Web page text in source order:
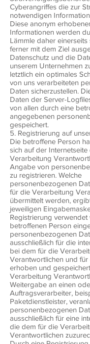
Cyberangriffes die zur
notwendigen
Diese anonym
Informationen werden
Lämmle daher einerseits
ferner mit dem Ziel
Datenschutz und die
unserem Unternehmen
letztlich ein optimales
von uns verarbeiteten
Daten sicherzustellen.
Daten der Server-
von allen durch eine
angegebenen
gespeichert.
5. Registrierung auf
Die betroffene Person
sich auf der
Verarbeitung
Angabe von
zu registrieren. Welche
personenbezogenen
für die Verarbeitung
übermittelt werden,
jeweiligen
Registrierung
betroffenen Person
personenbezogenen
ausschließlich für die
bei dem für die
Verantwortlichen und
erhoben und
Verarbeitung
Weitergabe an einen
Auftragsverarbeiter,
Paketdienstleister,
personenbezogenen
ausschließlich für eine
die dem für die
Verantwortlichen